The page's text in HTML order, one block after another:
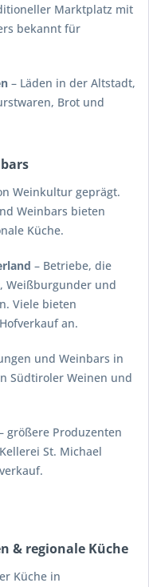
Marktplatz mit
bekannt für
– Läden in der Altstadt,
Brot und
Weinkultur geprägt.
Weinbars bieten
Küche.
– Betriebe, die
Weißburgunder und
Viele bieten
an.
und Weinbars in
Südtiroler Weinen und
größere Produzenten
St. Michael
& regionale Küche
Küche in